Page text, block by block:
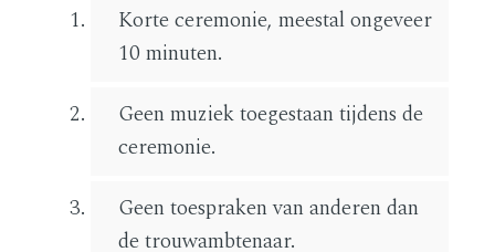
Korte ceremonie, meestal ongeveer
10 minuten.
Geen muziek toegestaan tijdens de
ceremonie.
Geen toespraken van anderen dan
de trouwambtenaar.